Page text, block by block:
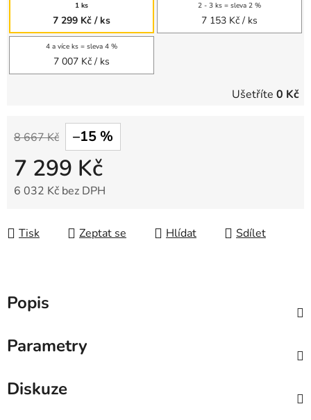
1 ks
7 299 Kč / ks
2 - 3 ks = sleva 2 %
7 153 Kč / ks
4 a více ks = sleva 4 %
7 007 Kč / ks
Ušetříte 0 Kč
8 667 Kč –15 %
7 299 Kč
6 032 Kč bez DPH
Tisk
Zeptat se Hlídat Sdílet
Popis
Parametry
Diskuze